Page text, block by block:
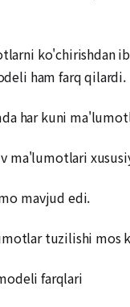
ko'chirishdan
ham farq qilardi.
har kuni
ma'lumotlari
mavjud edi.
tuzilishi mos
farqlari